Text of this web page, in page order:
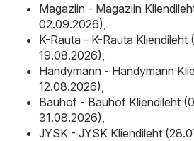
Magaziin - Magaziin
02.09.2026)
K-Rauta - K-Rauta
19.08.2026)
Handymann - Handymann
12.08.2026)
Bauhof - Bauhof Kliendileht
31.08.2026)
JYSK - JYSK Kliendileht